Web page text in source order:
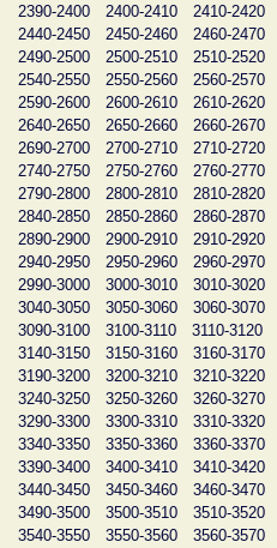
2390-2400
2400-2410 2410-2420
2440-2450
2450-2460 2460-2470
2490-2500
2500-2510 2510-2520
2540-2550
2550-2560 2560-2570
2590-2600
2600-2610 2610-2620
2640-2650
2650-2660 2660-2670
2690-2700
2700-2710 2710-2720
2740-2750
2750-2760 2760-2770
2790-2800
2800-2810 2810-2820
2840-2850
2850-2860 2860-2870
2890-2900
2900-2910 2910-2920
2940-2950
2950-2960 2960-2970
2990-3000
3000-3010 3010-3020
3040-3050
3050-3060 3060-3070
3090-3100
3100-3110 3110-3120
3140-3150
3150-3160 3160-3170
3190-3200
3200-3210 3210-3220
3240-3250
3250-3260 3260-3270
3290-3300
3300-3310 3310-3320
3340-3350
3350-3360 3360-3370
3390-3400
3400-3410 3410-3420
3440-3450
3450-3460 3460-3470
3490-3500
3500-3510 3510-3520
3540-3550
3550-3560 3560-3570